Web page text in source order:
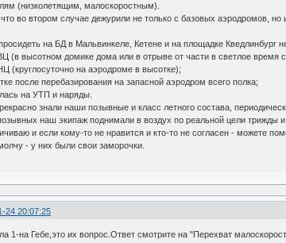
(низколетящим, малоскоростным).
во втором случае дежурили не только с базовых аэродромов,
на БД в Мальвинкеле, Кетене и на площадке Кведлинбург
(в высотном домике дома или в отрыве от части в светлое время
(круглосуточно на аэродроме в высотке);
после перебазирования на запасной аэродром всего полка;
на УТП и наряды.
знали наши позывные и класс летного состава,
наш экипаж поднимали в воздух по реальной цели трижды и
и если кому-то не нравится и кто-то не согласен - можете
- у них были свои заморочки.
24 20:07:25
1-на Гебе,это их вопрос.Ответ смотрите на "Перехват